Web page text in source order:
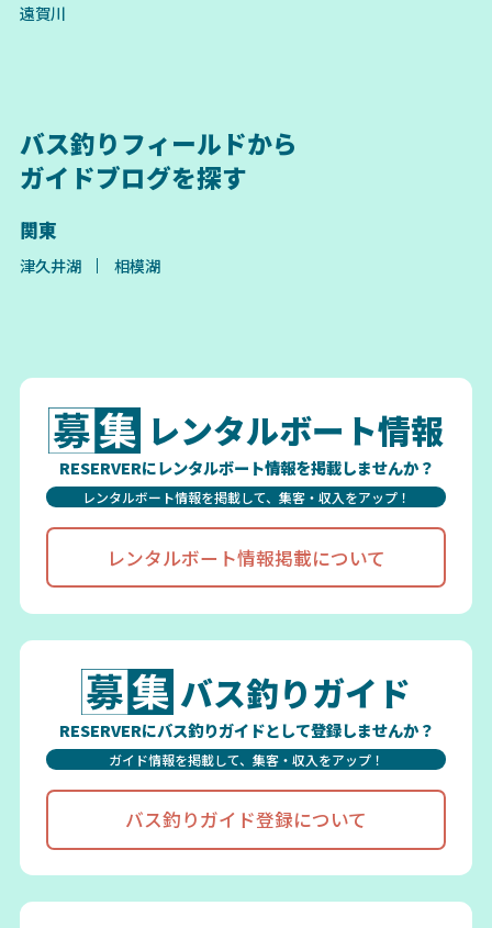
遠賀川
バス釣りフィールドから
ガイドブログを探す
関東
津久井湖 相模湖
レンタルボート情報
RESERVERにレンタルボート情報を掲載しませんか？
レンタルボート情報を掲載して、集客・収入をアップ！
レンタルボート情報掲載について
バス釣りガイド
RESERVERにバス釣りガイドとして登録しませんか？
ガイド情報を掲載して、集客・収入をアップ！
バス釣りガイド登録について